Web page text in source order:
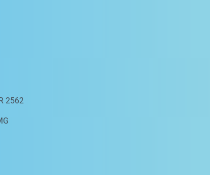
2562